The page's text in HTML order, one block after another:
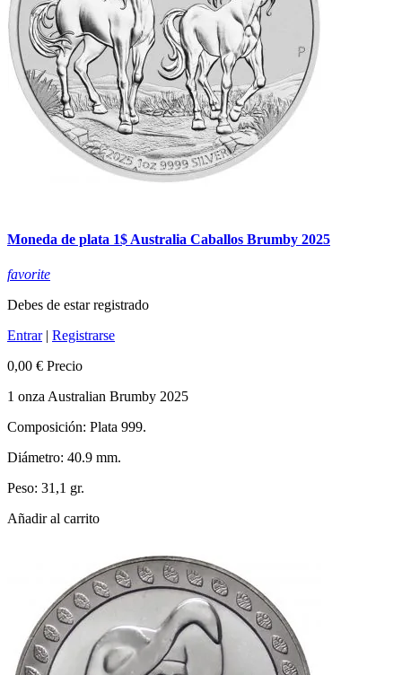
Moneda de plata 1$ Australia Caballos Brumby 2025
favorite
Debes de estar registrado
Entrar| Registrarse
0,00 € Precio
1 onza Australian Brumby 2025
Composición: Plata 999.
Diámetro: 40.9 mm.
Peso: 31,1 gr.
Añadir al carrito